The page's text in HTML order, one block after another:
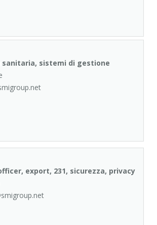
sanitaria, sistemi di gestione
export, 231, sicurezza, privacy